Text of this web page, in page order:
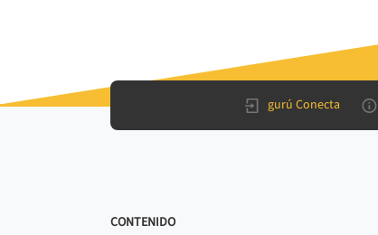
gurú Conecta
CONTENIDO